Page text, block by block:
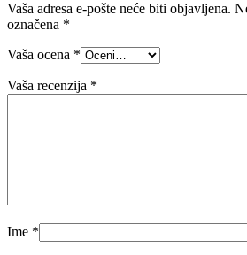
Vaša adresa e-pošte neće biti objavljena.
označena *
Vaša ocena *
Vaša recenzija *
Ime *